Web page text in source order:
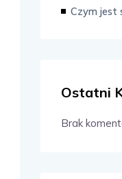
Czym jest
Ostatni
Brak